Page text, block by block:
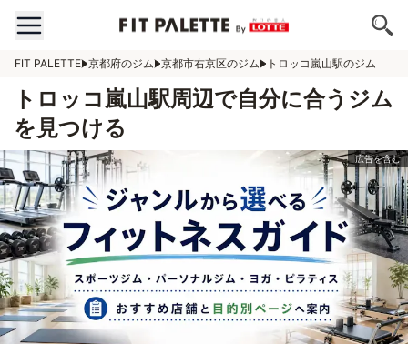
FIT PALETTE 京都府のジム 京都市右京区のジム トロッコ嵐山駅のジム
トロッコ嵐山駅周辺で自分に合うジム
を見つける